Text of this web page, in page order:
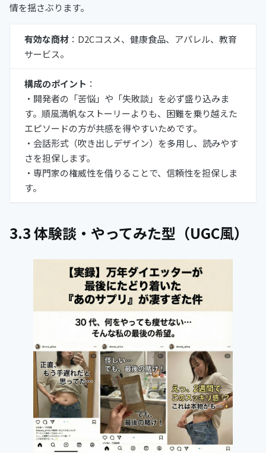
情を揺さぶります。
有効な商材 ：D2Cコスメ、健康食品、アパレル、教育
サービス。
構成のポイント ：
・開発者の「苦悩」や「失敗談」を必ず盛り込みま
す。順風満帆なストーリーよりも、困難を乗り越えた
エピソードの方が共感を得やすいためです。
・会話形式（吹き出しデザイン）を多用し、読みやす
さを担保します。
・専門家の権威性を借りることで、信頼性を担保しま
す。
3.3 体験談・やってみた型（UGC風）